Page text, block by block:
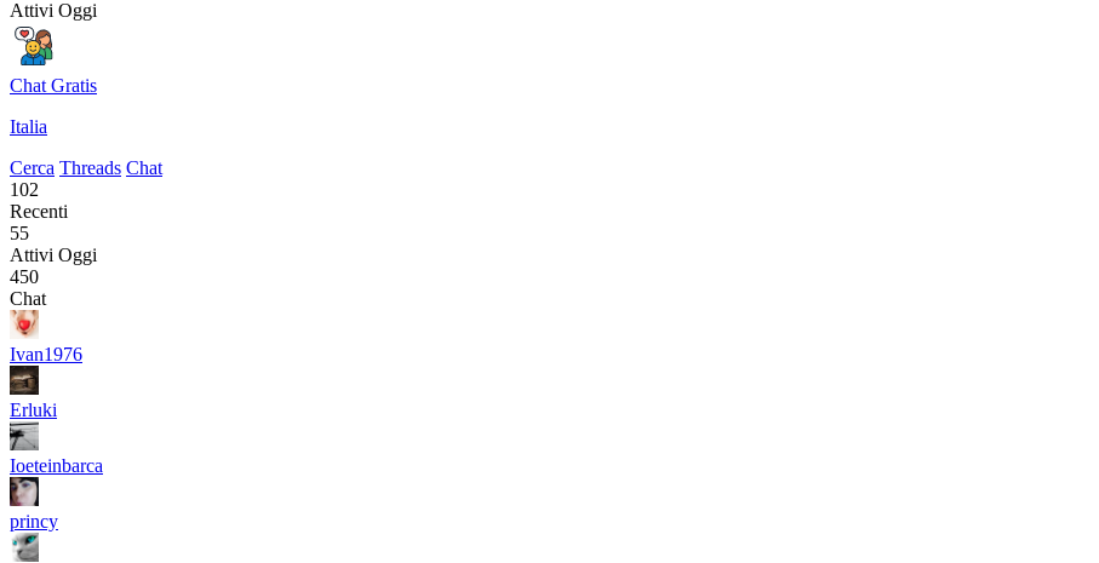
Attivi Oggi
Chat Gratis
Italia
Cerca Threads Chat
102
Recenti
55
Attivi Oggi
450
Chat
Ivan1976
Erluki
Ioeteinbarca
princy